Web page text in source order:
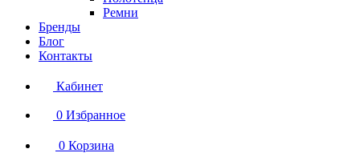
Ремни
Бренды
Блог
Контакты
Кабинет
0 Избранное
0 Корзина